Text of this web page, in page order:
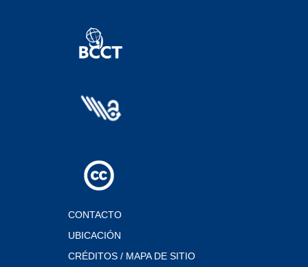
CONTACTO
UBICACIÓN
CRÉDITOS / MAPA DE SITIO